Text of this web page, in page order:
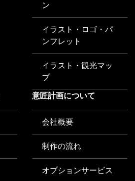
ン
イラスト・ロゴ・パ
ンフレット
イラスト・観光マッ
プ
意匠計画について
会社概要
制作の流れ
オプションサービス